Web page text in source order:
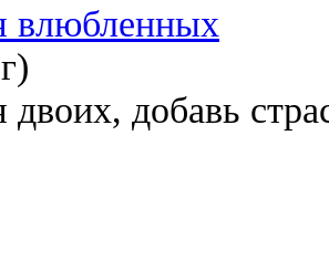
влюбленных
добавь